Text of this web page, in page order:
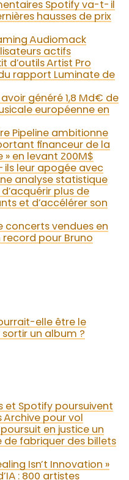
Spotify va-t-il
hausses de prix
Audiomack
actifs
d’outils Artist Pro
rapport Luminate de
avoir généré 1,8 Md€ de
européenne en
Pipeline ambitionne
financeur de la
en levant 200M$
leur apogée avec
analyse statistique
plus de
et d’accélérer son
concerts vendues en
record pour Bruno
elle être le
un album ?
et Spotify poursuivent
Archive pour vol
poursuit en justice un
de fabriquer des billets
Isn’t Innovation »
: 800 artistes